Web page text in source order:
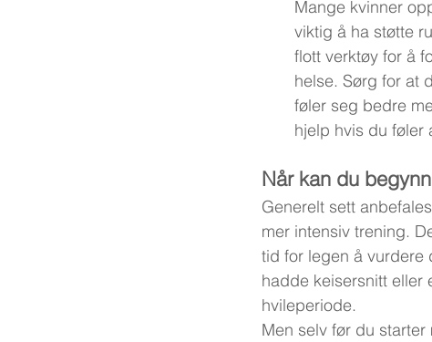
Mange kvinner
viktig å ha støtte
flott verktøy for å
helse. Sørg for at
føler seg bedre
hjelp hvis du føler
Når kan du
Generelt sett
mer intensiv trening.
tid for legen å vurdere
hadde keisersnitt eller
hvileperiode.
Men selv før du